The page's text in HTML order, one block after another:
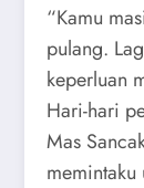
“Kamu
pulang.
keperluan
Hari-hari
Mas
memintaku